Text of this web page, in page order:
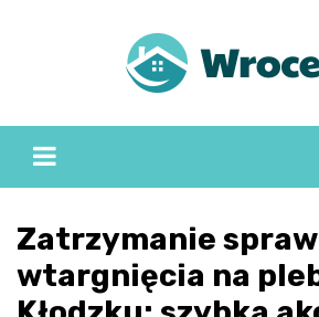
Zatrzymanie
wtargnięcia na